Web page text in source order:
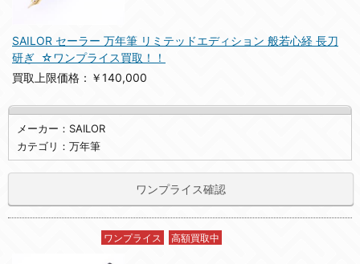
SAILOR セーラー 万年筆 リミテッドエディション 般若心経 長刀
研ぎ ☆ワンプライス買取！！
買取上限価格：￥140,000
メーカー：SAILOR
カテゴリ：万年筆
ワンプライス確認
ワンプライス 高額買取中